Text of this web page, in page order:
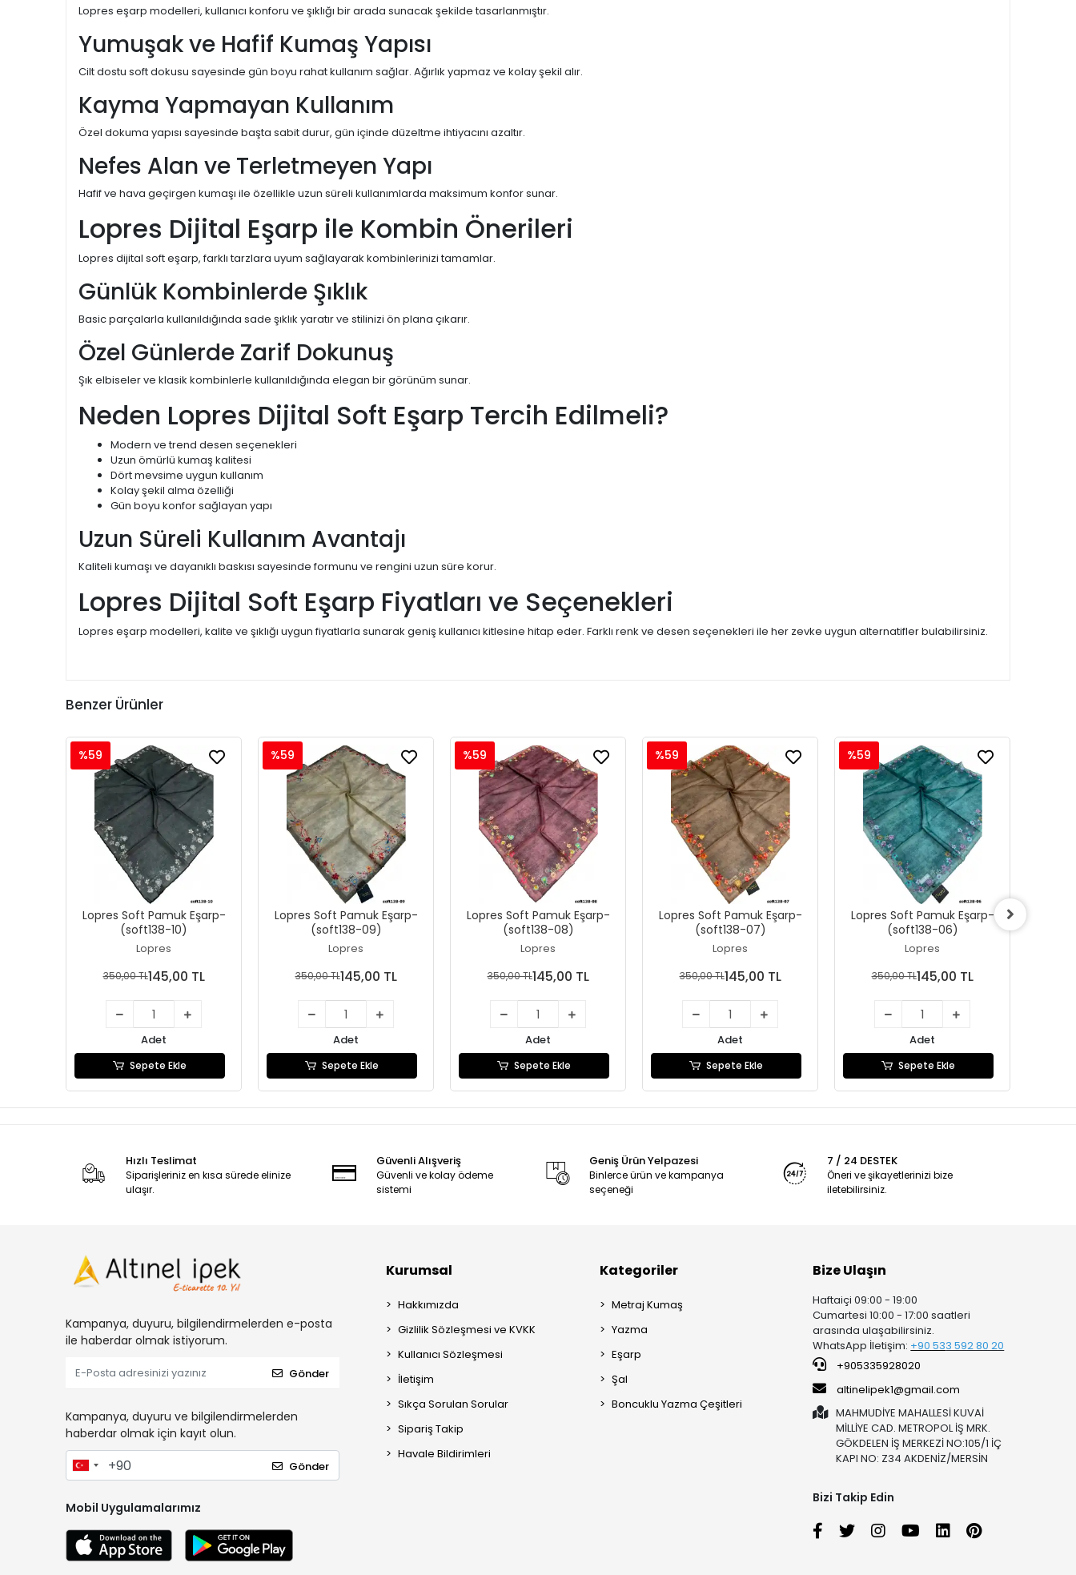
Lopres eşarp modelleri, kullanıcı konforu ve şıklığı bir arada sunacak şekilde tasarlanmıştır.
Yumuşak ve Hafif Kumaş Yapısı
Cilt dostu soft dokusu sayesinde gün boyu rahat kullanım sağlar. Ağırlık yapmaz ve kolay şekil alır.
Kayma Yapmayan Kullanım
Özel dokuma yapısı sayesinde başta sabit durur, gün içinde düzeltme ihtiyacını azaltır.
Nefes Alan ve Terletmeyen Yapı
Hafif ve hava geçirgen kumaşı ile özellikle uzun süreli kullanımlarda maksimum konfor sunar.
Lopres Dijital Eşarp ile Kombin Önerileri
Lopres dijital soft eşarp, farklı tarzlara uyum sağlayarak kombinlerinizi tamamlar.
Günlük Kombinlerde Şıklık
Basic parçalarla kullanıldığında sade şıklık yaratır ve stilinizi ön plana çıkarır.
Özel Günlerde Zarif Dokunuş
Şık elbiseler ve klasik kombinlerle kullanıldığında elegan bir görünüm sunar.
Neden Lopres Dijital Soft Eşarp Tercih Edilmeli?
Modern ve trend desen seçenekleri
Uzun ömürlü kumaş kalitesi
Dört mevsime uygun kullanım
Kolay şekil alma özelliği
Gün boyu konfor sağlayan yapı
Uzun Süreli Kullanım Avantajı
Kaliteli kumaşı ve dayanıklı baskısı sayesinde formunu ve rengini uzun süre korur.
Lopres Dijital Soft Eşarp Fiyatları ve Seçenekleri
Lopres eşarp modelleri, kalite ve şıklığı uygun fiyatlarla sunarak geniş kullanıcı kitlesine hitap eder. Farklı renk ve desen seçenekleri ile her zevke uygun alternatifler bulabilirsiniz.
Benzer Ürünler
Lopres Soft Pamuk Eşarp-
(soft138-10)
Lopres
%59
350,00 TL145,00 TL
Adet
Sepete Ekle
Lopres Soft Pamuk Eşarp-
(soft138-09)
Lopres
%59
350,00 TL145,00 TL
Adet
Sepete Ekle
Lopres Soft Pamuk Eşarp-
(soft138-08)
Lopres
%59
350,00 TL145,00 TL
Adet
Sepete Ekle
Lopres Soft Pamuk Eşarp-
(soft138-07)
Lopres
%59
350,00 TL145,00 TL
Adet
Sepete Ekle
Lopres Soft Pamuk Eşarp-
(soft138-06)
Lopres
%59
350,00 TL145,00 TL
Adet
Sepete Ekle
Hızlı Teslimat
Siparişleriniz en kısa sürede elinize
ulaşır.
Güvenli Alışveriş
Güvenli ve kolay ödeme
sistemi
Geniş Ürün Yelpazesi
Binlerce ürün ve kampanya
seçeneği
7 / 24 DESTEK
Öneri ve şikayetlerinizi bize
iletebilirsiniz.
Kampanya, duyuru, bilgilendirmelerden e-posta
ile haberdar olmak istiyorum.
Gönder
Kampanya, duyuru ve bilgilendirmelerden
haberdar olmak için kayıt olun.
Gönder
Mobil Uygulamalarımız
Kurumsal
Hakkımızda
Gizlilik Sözleşmesi ve KVKK
Kullanıcı Sözleşmesi
İletişim
Sıkça Sorulan Sorular
Sipariş Takip
Havale Bildirimleri
Kategoriler
Metraj Kumaş
Yazma
Eşarp
Şal
Boncuklu Yazma Çeşitleri
Bize Ulaşın
Haftaiçi 09:00 - 19:00
Cumartesi 10:00 - 17:00 saatleri
arasında ulaşabilirsiniz.
WhatsApp İletişim: +90 533 592 80 20
+905335928020
altinelipek1@gmail.com
MAHMUDİYE MAHALLESİ KUVAİ
MİLLİYE CAD. METROPOL İŞ MRK.
GÖKDELEN İŞ MERKEZİ NO:105/1 İÇ
KAPI NO: Z34 AKDENİZ/MERSİN
Bizi Takip Edin